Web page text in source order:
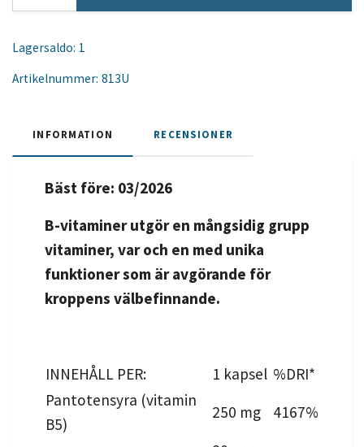
Lagersaldo: 1
Artikelnummer: 813U
INFORMATION RECENSIONER
Bäst före: 03/2026
B-vitaminer utgör en mångsidig grupp
vitaminer, var och en med unika
funktioner som är avgörande för
kroppens välbefinnande.
INNEHÅLL PER: 1 kapsel %DRI*
Pantotensyra (vitamin
B5)
250 mg 4167%